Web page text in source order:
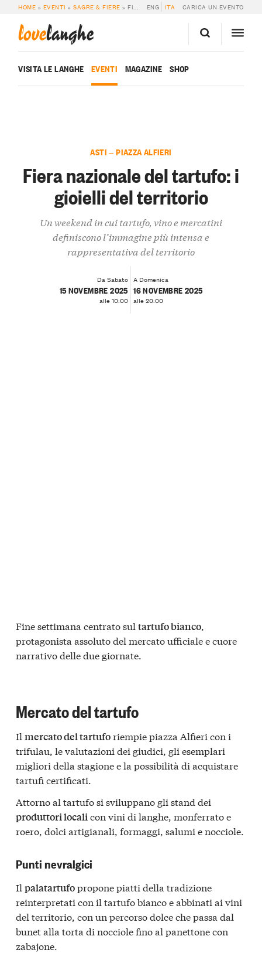
HOME » EVENTI »SAGRE & FIERE » FIERA NAZIONALE DEL TARTUFO: ​I GIOIELLI DEL TERRITORIO ENG ITA CARICA UN EVENTO
lovelanghe
VISITA LE LANGHE EVENTI MAGAZINE SHOP
ASTI — PIAZZA ALFIERI
Fiera nazionale del tartufo: ​i
gioielli del territorio
Un weekend in cui tartufo, vino e mercatini
definiscono l’immagine più intensa e
rappresentativa del territorio
Da Sabato
15 NOVEMBRE 2025
alle 10:00
A Domenica
16 NOVEMBRE 2025
alle 20:00
Fine settimana centrato sul tartufo bianco,
protagonista assoluto del mercato ufficiale e cuore
narrativo delle due giornate.
Mercato del tartufo
Il mercato del tartuforiempie piazza Alfieri con i
trifulau, le valutazioni dei giudici, gli esemplari
migliori della stagione e la possibilità di acquistare
tartufi certificati.
Attorno al tartufo si sviluppano gli stand dei
produttori localicon vini di langhe, monferrato e
roero, dolci artigianali, formaggi, salumi e nocciole.
Punti nevralgici
Il palatartufopropone piatti della tradizione
reinterpretati con il tartufo bianco e abbinati ai vini
del territorio, con un percorso dolce che passa dal
bunet alla torta di nocciole fino al panettone con
zabajone.